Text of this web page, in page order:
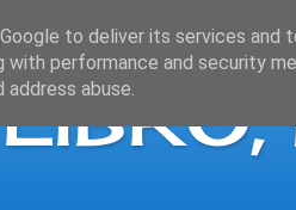
to deliver its services and
with performance and security
abuse.